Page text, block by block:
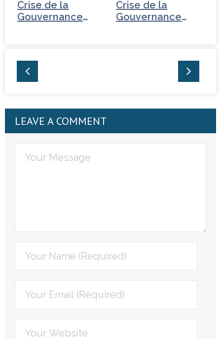
Crise de la
Gouvernance
Crise de la
Gouvernance
LEAVE A COMMENT